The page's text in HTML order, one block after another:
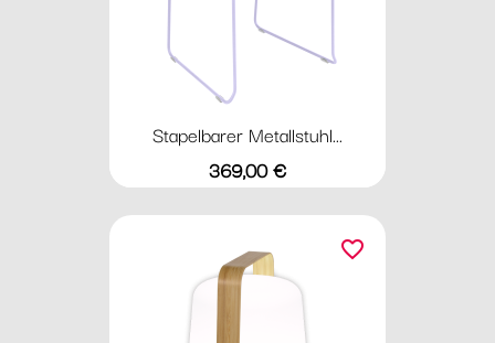
Stapelbarer Metallstuhl...
Preis
369,00 €
favorite_border